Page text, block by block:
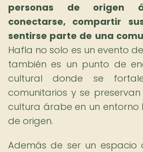
personas de origen
conectarse, compartir
sentirse parte de una
Hafla no solo es un evento
también es un punto de
cultural donde se
comunitarios y se
cultura árabe en un entorno
de origen.
Además de ser un espacio